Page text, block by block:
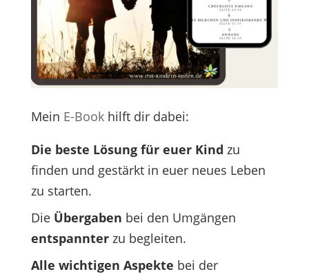
Mein E-Bookhilft dir dabei:
Die beste Lösung für euer Kind zu
finden und gestärkt in euer neues Leben
zu starten.
Die Übergaben bei den Umgängen
entspannterzu begleiten.
Alle wichtigen Aspekte bei der